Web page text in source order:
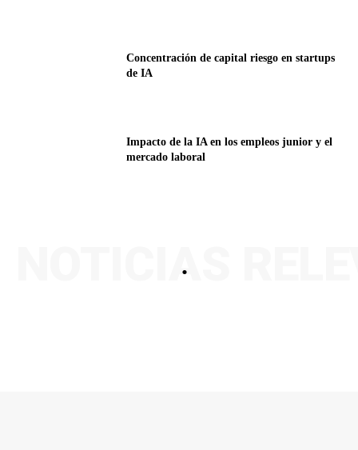
Concentración de capital riesgo en startups
de IA
Impacto de la IA en los empleos junior y el
mercado laboral
.
NOTICIAS